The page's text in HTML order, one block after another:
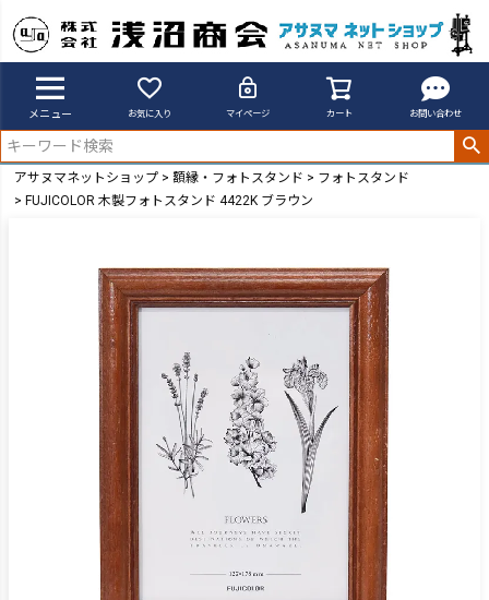
メニュー お気に入り マイページ カート お問い合わせ
アサヌマネットショップ 額縁・フォトスタンド
フォトスタンド
FUJICOLOR 木製フォトスタンド 4422K ブラウン